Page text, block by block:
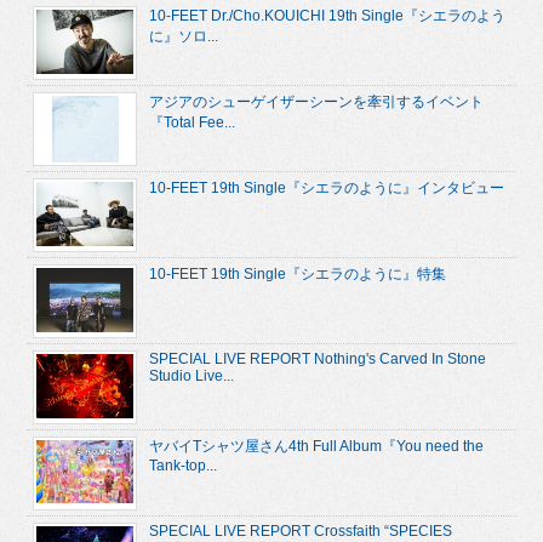
10-FEET Dr./Cho.KOUICHI 19th Single『シエラのよう
に』ソロ...
アジアのシューゲイザーシーンを牽引するイベント
『Total Fee...
10-FEET 19th Single『シエラのように』インタビュー
10-FEET 19th Single『シエラのように』特集
SPECIAL LIVE REPORT Nothing's Carved In Stone
Studio Live...
ヤバイTシャツ屋さん4th Full Album『You need the
Tank-top...
SPECIAL LIVE REPORT Crossfaith “SPECIES